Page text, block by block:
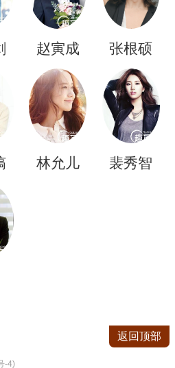
赵寅成 张根硕
林允儿 裴秀智
-4)
返回顶部